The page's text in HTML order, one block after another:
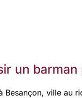
un
Besançon, ville au